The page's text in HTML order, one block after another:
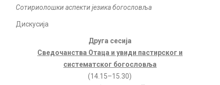
Сотириолошки аспекти језика богословља
Дискусија
Друга сесија
Сведочанства Отаца и увиди пастирског и
систематског богословља
(14.15–15.30)